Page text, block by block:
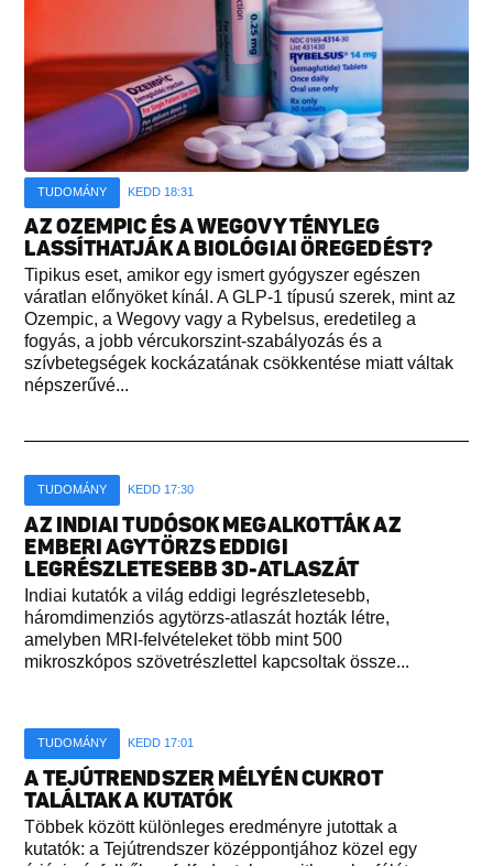
TUDOMÁNY KEDD 18:31
AZ OZEMPIC ÉS A WEGOVY TÉNYLEG
LASSÍTHATJÁK A BIOLÓGIAI ÖREGEDÉST?
Tipikus eset, amikor egy ismert gyógyszer egészen
váratlan előnyöket kínál. A GLP-1 típusú szerek, mint az
Ozempic, a Wegovy vagy a Rybelsus, eredetileg a
fogyás, a jobb vércukorszint-szabályozás és a
szívbetegségek kockázatának csökkentése miatt váltak
népszerűvé...
TUDOMÁNY KEDD 17:30
AZ INDIAI TUDÓSOK MEGALKOTTÁK AZ
EMBERI AGYTÖRZS EDDIGI
LEGRÉSZLETESEBB 3D-ATLASZÁT
Indiai kutatók a világ eddigi legrészletesebb,
háromdimenziós agytörzs-atlaszát hozták létre,
amelyben MRI-felvételeket több mint 500
mikroszkópos szövetrészlettel kapcsoltak össze...
TUDOMÁNY KEDD 17:01
A TEJÚTRENDSZER MÉLYÉN CUKROT
TALÁLTAK A KUTATÓK
Többek között különleges eredményre jutottak a
kutatók: a Tejútrendszer középpontjához közel egy